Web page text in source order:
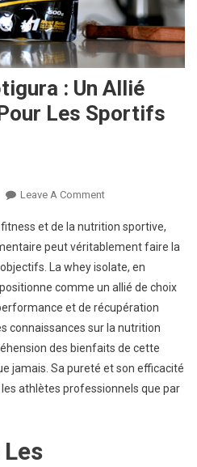
: Un Allié
Les Sportifs
Leave A CommentOn
Isolate
Optigura
:
Un
Allié
Incontournable
Pour
et de la nutrition sportive,
peut véritablement faire la
La whey isolate, en
comme un allié de choix
et de récupération
connaissances sur la nutrition
des bienfaits de cette
jamais. Sa pureté et son efficacité
athlètes professionnels que par